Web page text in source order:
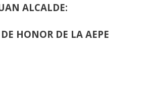
ALCALDE:
HONOR DE LA AEPE